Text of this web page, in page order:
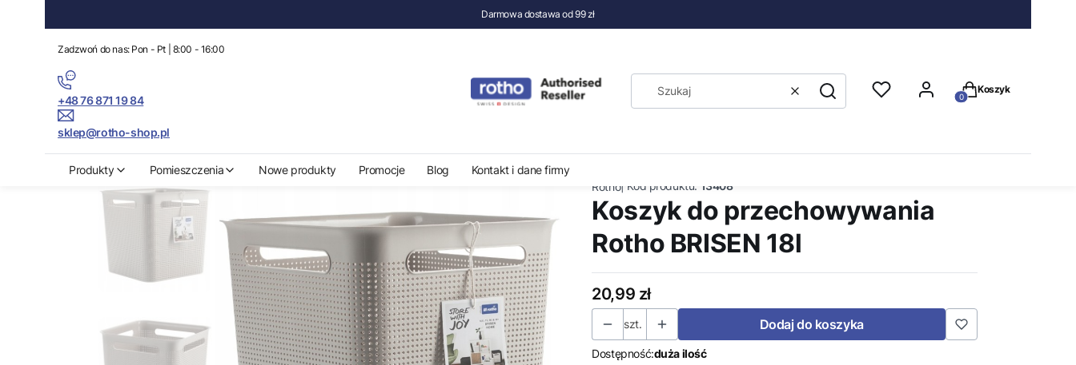
Darmowa dostawa od 99 zł
Zadzwoń do nas: Pon - Pt | 8:00 - 16:00
+48 76 871 19 84
sklep@rotho-shop.pl
WyczyśćSzukaj
Produkty w
Koszyk
Produkty Pomieszczenia Nowe produkty Promocje Blog Kontakt i dane firmy
Rotho| Kod produktu: 13408
Koszyk do przechowywania
Rotho BRISEN 18l
Cena
20,99 zł
szt. Dodaj do koszyka
Dostępność:duża ilość